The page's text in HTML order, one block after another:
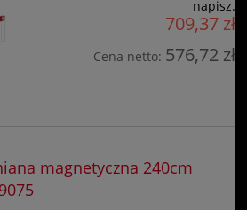
napisz.
709,37 zł
Cena netto: 576,72 zł
magnetyczna 240cm